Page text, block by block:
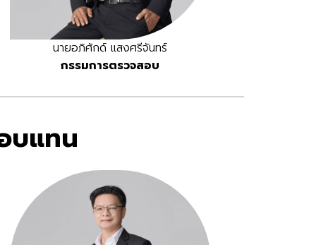
นายอภิศักด์ แสงศรีจันทร์
กรรมการตรวจสอบ
บแทน